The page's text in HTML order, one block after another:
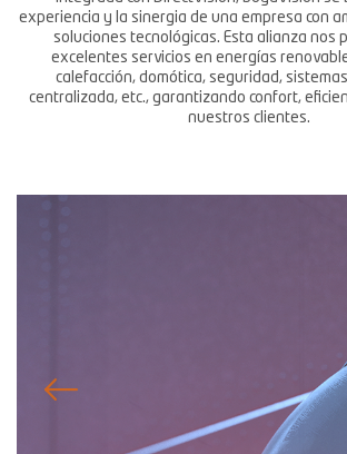
experiencia y la sinergia de una empresa con
soluciones tecnológicas. Esta alianza nos
excelentes servicios en energías
calefacción, domótica, seguridad,
centralizada, etc., garantizando confort,
nuestros clientes.